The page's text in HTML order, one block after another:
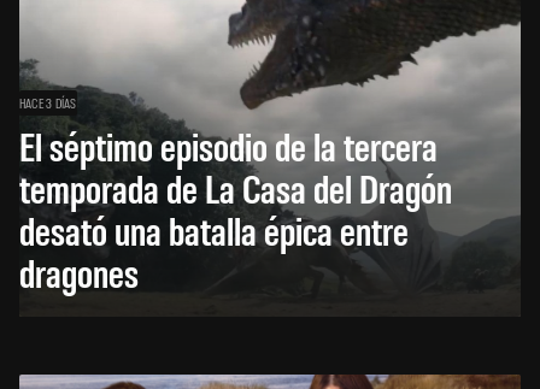
HACE 3 DÍAS
El séptimo episodio de la tercera
temporada de La Casa del Dragón
desató una batalla épica entre
dragones